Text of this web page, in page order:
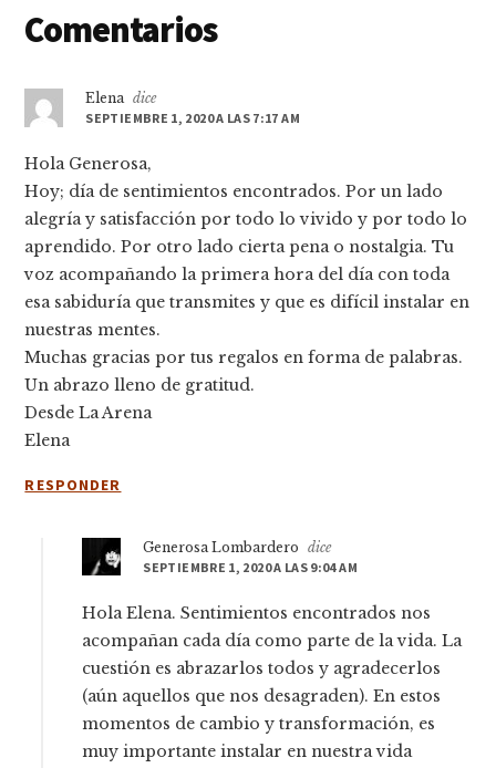
Interacciones
los
lectores
Comentarios
Elena dice
SEPTIEMBRE 1, 2020 A LAS 7:17 AM
Hola Generosa,
Hoy; día de sentimientos encontrados. Por un lado
alegría y satisfacción por todo lo vivido y por todo lo
aprendido. Por otro lado cierta pena o nostalgia. Tu
voz acompañando la primera hora del día con toda
esa sabiduría que transmites y que es difícil instalar en
nuestras mentes.
Muchas gracias por tus regalos en forma de palabras.
Un abrazo lleno de gratitud.
Desde La Arena
Elena
RESPONDER
Generosa Lombardero
dice
SEPTIEMBRE 1, 2020 A LAS 9:04 AM
Hola Elena. Sentimientos encontrados nos
acompañan cada día como parte de la vida. La
cuestión es abrazarlos todos y agradecerlos
(aún aquellos que nos desagraden). En estos
momentos de cambio y transformación, es
muy importante instalar en nuestra vida